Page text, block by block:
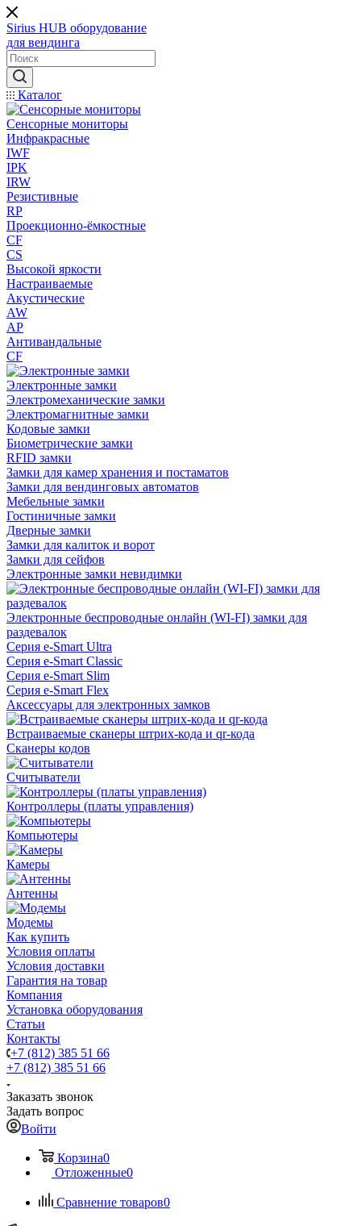
Sirius HUB оборудование
для вендинга
Каталог
Сенсорные мониторы
Инфракрасные
IWF
IPK
IRW
Резистивные
RP
Проекционно-ёмкостные
CF
CS
Высокой яркости
Настраиваемые
Акустические
AW
AP
Антивандальные
CF
Электронные замки
Электромеханические замки
Электромагнитные замки
Кодовые замки
Биометрические замки
RFID замки
Замки для камер хранения и постаматов
Замки для вендинговых автоматов
Мебельные замки
Гостиничные замки
Дверные замки
Замки для калиток и ворот
Замки для сейфов
Электронные замки невидимки
Электронные беспроводные онлайн (WI-FI) замки для
раздевалок
Серия e-Smart Ultra
Серия e-Smart Classic
Серия e-Smart Slim
Серия e-Smart Flex
Аксессуары для электронных замков
Встраиваемые сканеры штрих-кода и qr-кода
Сканеры кодов
Считыватели
Контроллеры (платы управления)
Компьютеры
Камеры
Антенны
Модемы
Как купить
Условия оплаты
Условия доставки
Гарантия на товар
Компания
Установка оборудования
Статьи
Контакты
+7 (812) 385 51 66
+7 (812) 385 51 66
Заказать звонок
Задать вопрос
Войти
Корзина0
Отложенные0
Сравнение товаров0